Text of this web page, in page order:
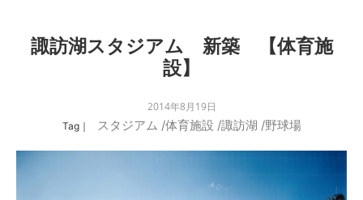
諏訪湖スタジアム 新築 【体育施
設】
2014年8月19日
Tag｜ スタジアム /体育施設 /諏訪湖 /野球場